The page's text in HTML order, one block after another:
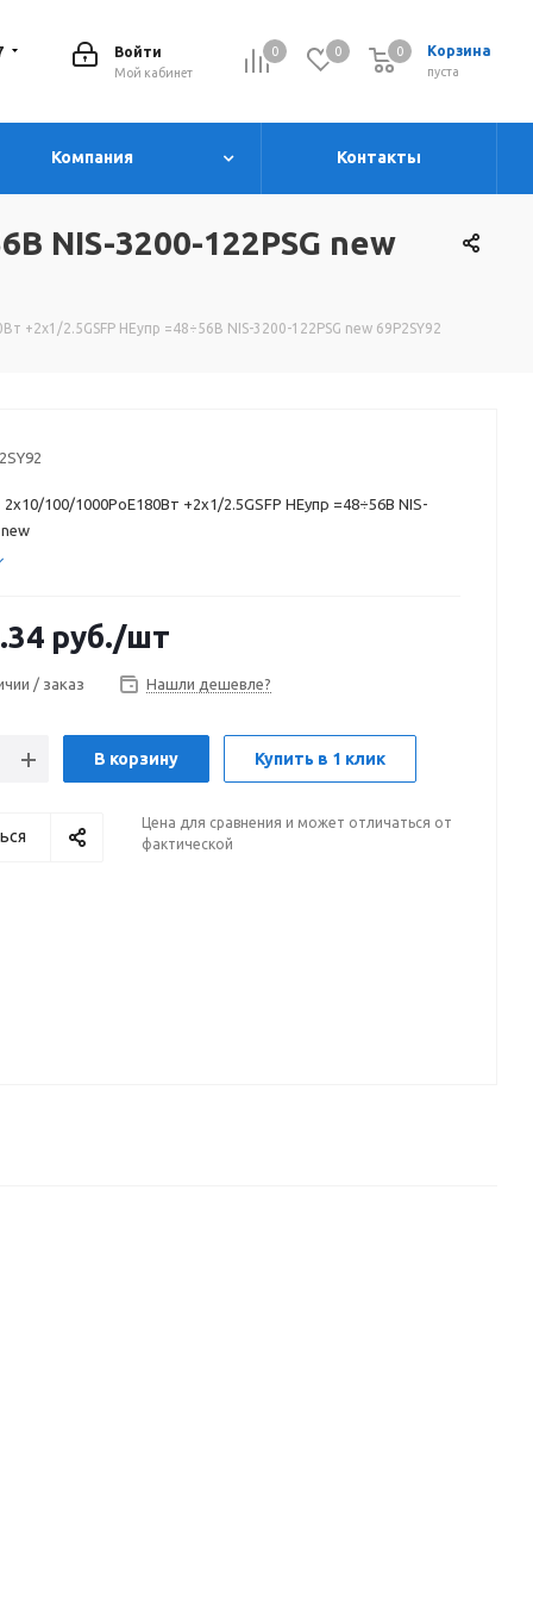
0 0 Корзина
0
пуста
0
Войти
Мой кабинет
Компания Контакты
NIS-3200-122PSG new
+2х1/2.5GSFP НЕупр =48÷56В NIS-3200-122PSG new 69P2SY92
100/1000PoE180Вт +2х1/2.5GSFP НЕупр =48÷56В NIS-
руб./шт
/ заказ Нашли дешевле?
В корзину Купить в 1 клик
Цена для сравнения и может отличаться от
фактической